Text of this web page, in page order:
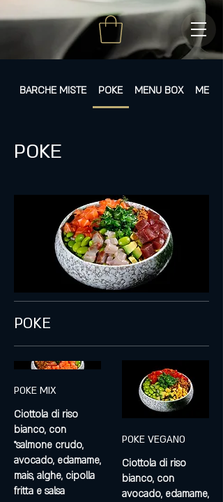
BARCHE MISTE POKE MENU BOX MENÙ
POKE
POKE
POKE MIX
Ciottola di riso
bianco, con
°salmone crudo,
avocado, edamame,
mais, alghe, cipolla
fritta e salsa
POKE VEGANO
Ciottola di riso
bianco, con
avocado, edamame,